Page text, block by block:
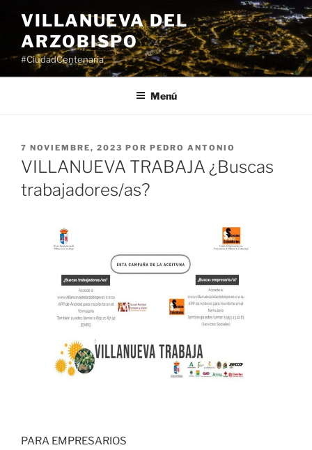
contenido
VILLANUEVA DEL
ARZOBISPO
#CiudadCentenaria
Menú
PUBLICADO
EL
7 NOVIEMBRE, 2023 POR PEDRO ANTONIO
VILLANUEVA TRABAJA ¿Buscas
trabajadores/as?
PARA EMPRESARIOS